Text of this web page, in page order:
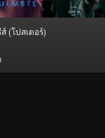
(โปสเตอร์)